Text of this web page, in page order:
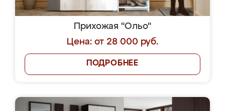
Прихожая "Ольо"
Цена: от 28 000 руб.
ПОДРОБНЕЕ